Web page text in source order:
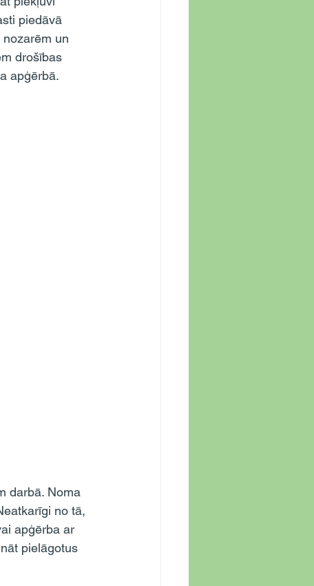
piedāvā
un
drošības
apģērbā.
no tā,
apģērba ar
pielāgotus